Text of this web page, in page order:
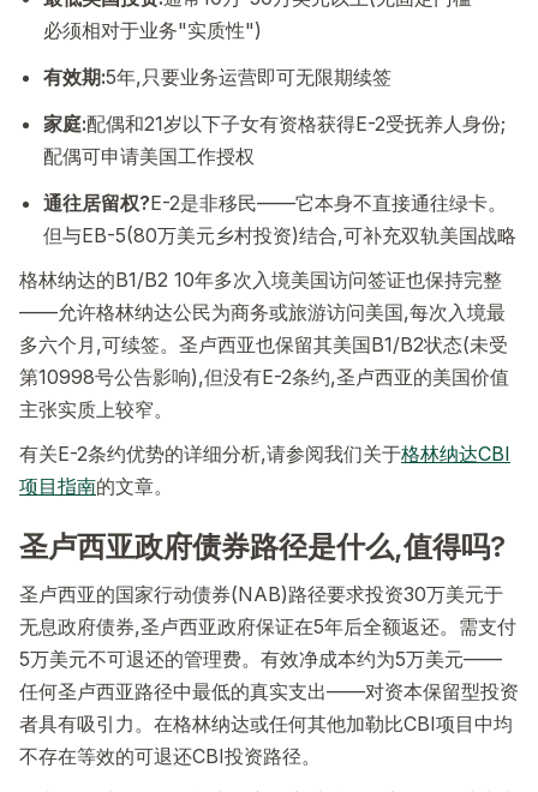
必须相对于业务"实质性")
有效期:5年,只要业务运营即可无限期续签
家庭:配偶和21岁以下子女有资格获得E-2受抚养人身份;
配偶可申请美国工作授权
通往居留权?E-2是非移民——它本身不直接通往绿卡。
但与EB-5(80万美元乡村投资)结合,可补充双轨美国战略
格林纳达的B1/B2 10年多次入境美国访问签证也保持完整
——允许格林纳达公民为商务或旅游访问美国,每次入境最
多六个月,可续签。圣卢西亚也保留其美国B1/B2状态(未受
第10998号公告影响),但没有E-2条约,圣卢西亚的美国价值
主张实质上较窄。
有关E-2条约优势的详细分析,请参阅我们关于格林纳达CBI
项目指南的文章。
圣卢西亚政府债券路径是什么,值得吗?
圣卢西亚的国家行动债券(NAB)路径要求投资30万美元于
无息政府债券,圣卢西亚政府保证在5年后全额返还。需支付
5万美元不可退还的管理费。有效净成本约为5万美元——
任何圣卢西亚路径中最低的真实支出——对资本保留型投资
者具有吸引力。在格林纳达或任何其他加勒比CBI项目中均
不存在等效的可退还CBI投资路径。